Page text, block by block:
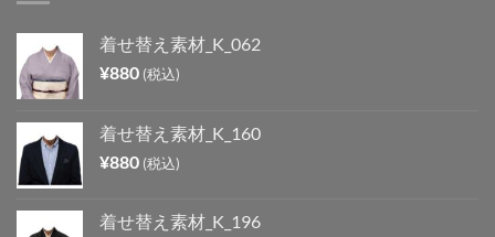
着せ替え素材_K_062
¥880 (税込)
着せ替え素材_K_160
¥880 (税込)
着せ替え素材_K_196